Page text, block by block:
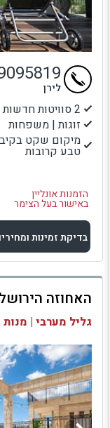
2 סוויטות חדשות ומרווחות באווירה כפרית נעימה
זוגות | משפחות
מיקום שקט
טבע קרובות
הזמנות אונליין
באישור בעל הצימר
לירן
בדיקת זמינות
למתחם זה
בדיקת זמינות
האחוזה
גליל מערבי | מנות